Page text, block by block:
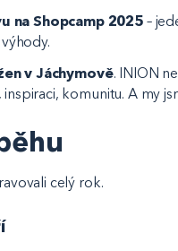
na Shopcamp 2025 –
v Jáchymově. INION
komunitu. A my
celý rok.